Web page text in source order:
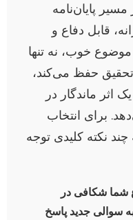
پایان‌نامه
قابل دفاع و
خوب، نه تنها
حفظ می‌کند،
اثر ماندگار در
برای انتخاب
چند نکته کلیدی توجه
شما شکافی در
سوالی جدید پاسخ